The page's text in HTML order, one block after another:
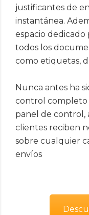
justificantes de
instantánea.
espacio dedicado
todos los
como etiquetas,
Nunca antes ha
control completo
panel de control,
clientes reciben
sobre cualquier
envíos